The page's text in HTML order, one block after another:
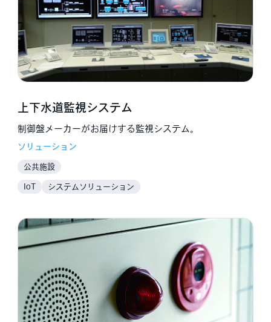
上下水道監視システム
制御盤メーカーがお届けする監視システム。
ソリューション
公共施設
IoT システムソリューション